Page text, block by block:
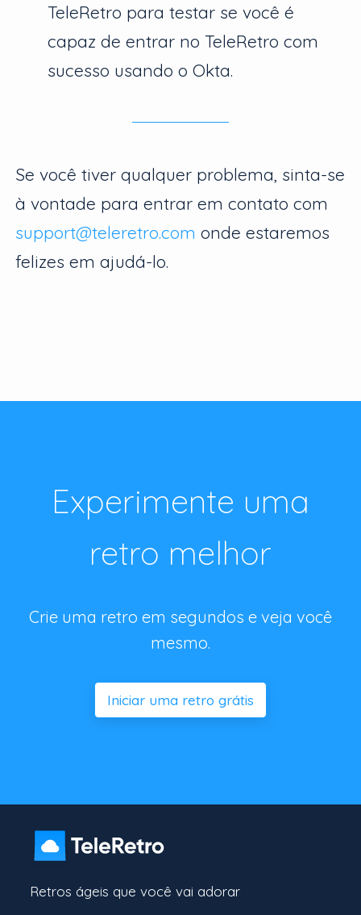
TeleRetro para testar se você é
capaz de entrar no TeleRetro com
sucesso usando o Okta.
Se você tiver qualquer problema, sinta-se
à vontade para entrar em contato com
support@teleretro.com onde estaremos
felizes em ajudá-lo.
Experimente uma
retro melhor
Crie uma retro em segundos e veja você
mesmo.
Iniciar uma retro grátis
Retros ágeis que você vai adorar